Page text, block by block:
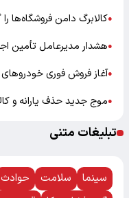
●کالابرگ دامن فروشگاه‌ها
●هشدار مدیرعامل تأمین
●آغاز فروش فوری خودروهای
●موج جدید حذف یارانه و
تبلیغات متنی
سینما سلامت حوادث